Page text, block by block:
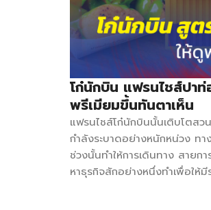
โก๋นักบิน แฟรนไชส์ปาท่
พรีเมียมขึ้นทันตาเห็น
แฟรนไชส์โก๋นักบินนั้นเติบโตสว
กำลังระบาดอย่างหนักหน่วง ทา
ช่วงนั้นทำให้การเดินทาง สาย
หาธุรกิจสักอย่างหนึ่งทำเพื่อให้